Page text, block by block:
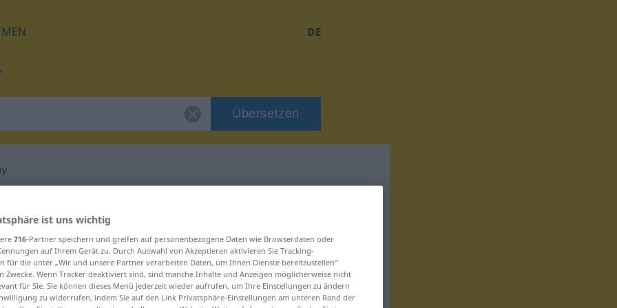
DE
Übersetzen
"ugrzeczniony"
ist uns wichtig
716-Partner speichern und greifen auf personenbezogene Daten wie Browserdaten oder
auf Ihrem Gerät zu. Durch Auswahl von Akzeptieren aktivieren Sie Tracking-
für die unter „Wir und unsere Partner verarbeiten Daten, um Ihnen Dienste bereitzustellen“
Zwecke. Wenn Tracker deaktiviert sind, sind manche Inhalte und Anzeigen möglicherweise nicht
für Sie. Sie können dieses Menü jederzeit wieder aufrufen, um Ihre Einstellungen zu ändern
zu widerrufen, indem Sie auf den Link Privatsphäre-Einstellungen am unteren Rand der